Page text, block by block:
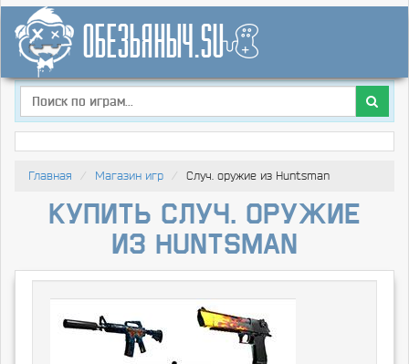
Главная Магазин игр Случ. оружие из Huntsman
Купить Случ. оружие
из Huntsman